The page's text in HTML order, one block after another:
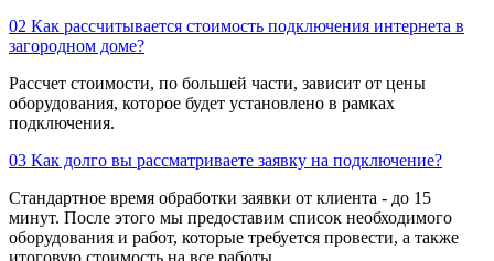
02 Как рассчитывается стоимость подключения интернета в
загородном доме?
Рассчет стоимости, по большей части, зависит от цены
оборудования, которое будет установлено в рамках
подключения.
03 Как долго вы рассматриваете заявку на подключение?
Стандартное время обработки заявки от клиента - до 15
минут. После этого мы предоставим список необходимого
оборудования и работ, которые требуется провести, а также
итоговую стоимость на все работы.